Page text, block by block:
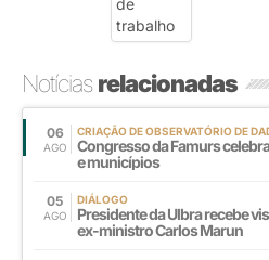
Notíciasrelacionadas
06
AGO
CRIAÇÃO DE OBSERVATÓRIO DE
Congresso da Famurs
e municípios
05
AGO
DIÁLOGO
Presidente da Ulbra recebe
ex-ministro Carlos Marun